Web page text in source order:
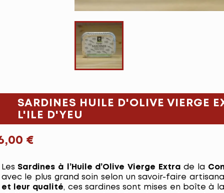
SARDINES HUILE D'OLIVE VIERGE
L'ILE D'YEU
€
Les Sardines à l’Huile d’Olive Vierge Extra de la
avec le plus grand soin selon un savoir-faire
et leur qualité, ces sardines sont mises en boîte à